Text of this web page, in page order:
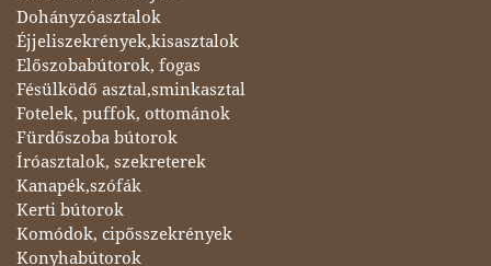
Dohányzóasztalok
Éjjeliszekrények,kisasztalok
Előszobabútorok, fogas
Fésülködő asztal,sminkasztal
Fotelek, puffok, ottománok
Fürdőszoba bútorok
Íróasztalok, szekreterek
Kanapék,szófák
Kerti bútorok
Komódok, cipősszekrények
Konyhabútorok